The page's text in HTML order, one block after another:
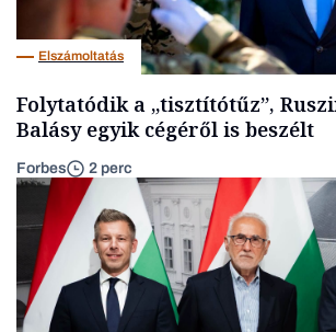
Elszámoltatás
Folytatódik a „tisztítótűz”,
Balásy egyik cégéről is beszélt
Forbes 2 perc